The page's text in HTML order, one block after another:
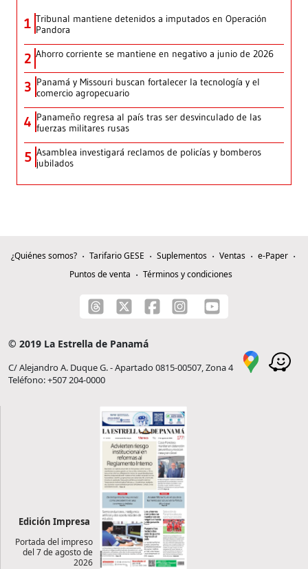
1 Tribunal mantiene detenidos a imputados en Operación
Pandora
2 Ahorro corriente se mantiene en negativo a junio de 2026
3 Panamá y Missouri buscan fortalecer la tecnología y el
comercio agropecuario
4 Panameño regresa al país tras ser desvinculado de las
fuerzas militares rusas
5 Asamblea investigará reclamos de policías y bomberos
jubilados
¿Quiénes somos? Tarifario GESE Suplementos Ventas
e-Paper
Puntos de venta
Términos y condiciones
© 2019 La Estrella de Panamá
C/ Alejandro A. Duque G. - Apartado 0815-00507, Zona 4
Teléfono: +507 204-0000
Edición Impresa
Portada del impreso
del 7 de agosto de
2026